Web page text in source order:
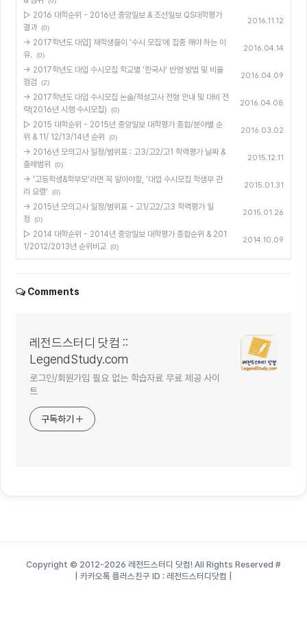
▷ 2016 대학순위 - 2016년 중앙일보 & 조선일보 QS대학평가
결과 (0)
2016.11.12
→ 2017학년도 대입] 재학생들이 '수시 모집'에 집중 해야 하는 이
유.
(0)
2016.04.14
→ 2017학년도 대입 수시모집 학교별 '한국사' 반영 방법 및 비율
점검
(2)
2016.04.09
→ 2017학년도 대입 수시모집 논술/적성고사 전형 안내 및 대비 전
략(2016년 시행 수시모집)
(0)
2016.04.08
▷ 2015 대학순위 - 2015년 중앙일보 대학평가 종합/분야별 순
위 & 11/ 12/13/14년 순위
(0)
2016.03.02
→ 2016년 모의고사 일정/범위표 : 고3/고2/고1 학력평가 날짜 &
출제범위
(0)
2015.12.11
→ '고등학생&학부모'라면 꼭 알아야할, '대입 수시모집 학생부 관
리 요령'
(0)
2015.01.31
→ 2015년 모의고사 일정/범위표 - 고1/고2/고3 학력평가 일
정
(0)
2015.01.26
▷ 2014 대학순위 - 2014년 중앙일보 대학평가 종합순위 & 201
1/2012/2013년 순위비교 (0)
2014.10.09
Comments
레전드스터디 닷컴 ::
LegendStudy.com
로그인/회원가입 필요 없는 학습자료 무료 제공 사이
트
구독하기
Copyright © 2012-2026 레전드스터디 닷컴! All Rights Reserved #
| 카카오톡 플러스친구 ID : 레전드스터디닷컴 |